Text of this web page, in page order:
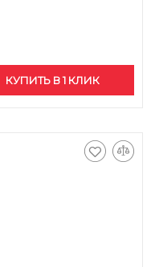
КУПИТЬ В 1 КЛИК